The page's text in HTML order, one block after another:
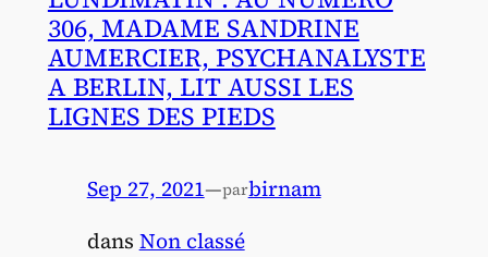
306, MADAME SANDRINE
AUMERCIER, PSYCHANALYSTE
A BERLIN, LIT AUSSI LES
LIGNES DES PIEDS
Sep 27, 2021—parbirnam
dans Non classé